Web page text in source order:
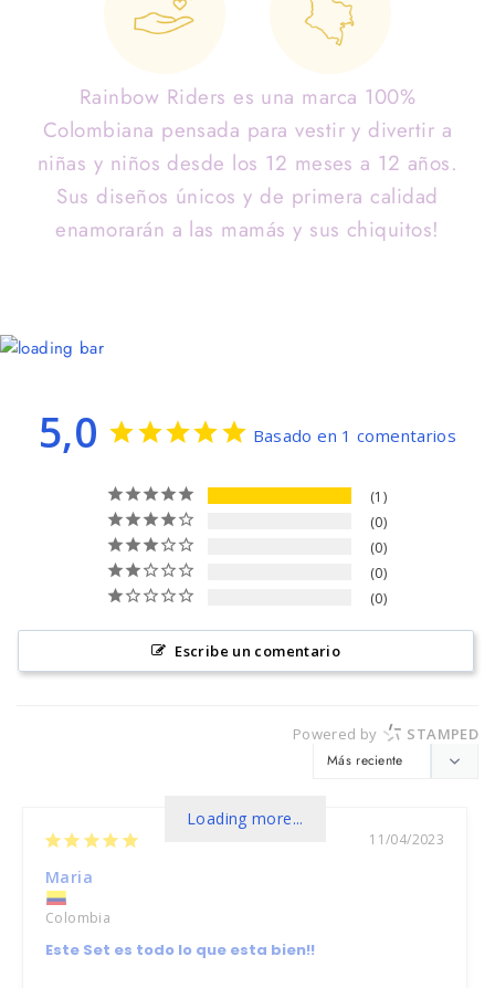
Rainbow Riders es una marca 100%
Colombiana pensada para vestir y divertir a
niñas y niños desde los 12 meses a 12 años.
Sus diseños únicos y de primera calidad
enamorarán a las mamás y sus chiquitos!
5,0 Basado en 1 comentarios
1
0
0
0
0
Escribe un comentario
Powered by STAMPED
Loading more...
11/04/2023
Maria
Colombia
Este Set es todo lo que esta bien!!